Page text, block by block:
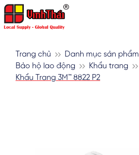
Trang chủ
Danh mục sản phẩm
Bảo hộ lao động
Khẩu trang
Khẩu Trang 3M™ 8822 P2